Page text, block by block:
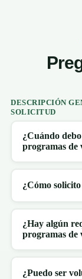
DESCRIPCIÓN
SOLICITUD
¿Cuándo
programas de
¿Cómo
¿Hay algún
programas de
¿Puedo ser